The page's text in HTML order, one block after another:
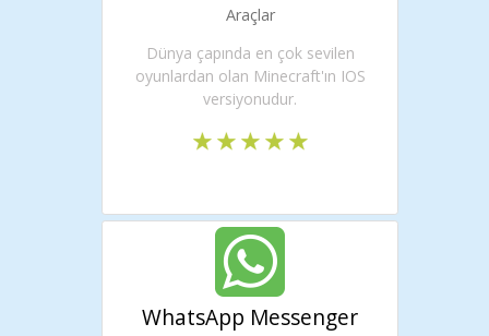
Araçlar
Dünya çapında en çok sevilen
oyunlardan olan Minecraft'ın IOS
versiyonudur.
WhatsApp Messenger